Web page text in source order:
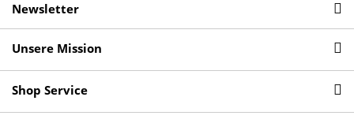
Newsletter
Unsere Mission
Shop Service